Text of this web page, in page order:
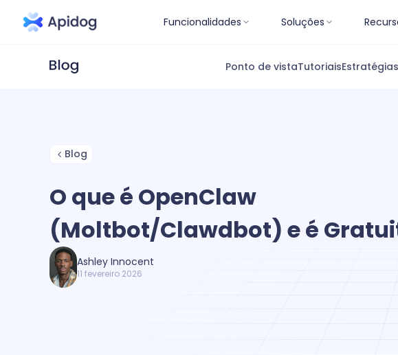
Funcionalidades Soluções
Ponto de vistaTutoriais
Blog
O que é OpenClaw
(Moltbot/Clawdbot) e é
Ashley Innocent
11 fevereiro 2026